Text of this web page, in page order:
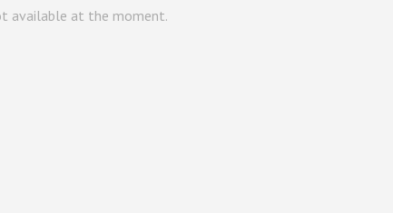
available at the moment.